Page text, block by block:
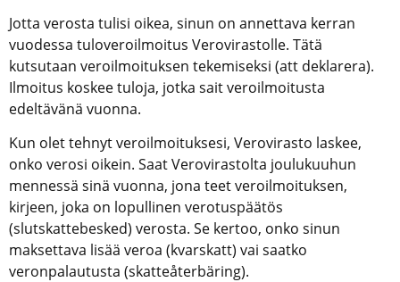
Jotta verosta tulisi oikea, sinun on annettava kerran
vuodessa tuloveroilmoitus Verovirastolle. Tätä
kutsutaan veroilmoituksen tekemiseksi (att deklarera).
Ilmoitus koskee tuloja, jotka sait veroilmoitusta
edeltävänä vuonna.
Kun olet tehnyt veroilmoituksesi, Verovirasto laskee,
onko verosi oikein. Saat Verovirastolta joulukuuhun
mennessä sinä vuonna, jona teet veroilmoituksen,
kirjeen, joka on lopullinen verotuspäätös
(slutskattebesked) verosta. Se kertoo, onko sinun
maksettava lisää veroa (kvarskatt) vai saatko
veronpalautusta (skatteåterbäring).